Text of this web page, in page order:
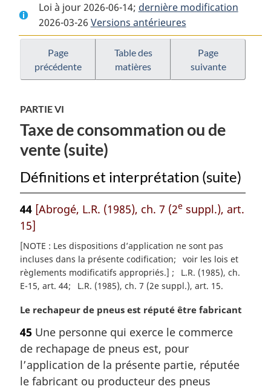
:
Loi
sur
la
taxe
d’accise
complet
:
Loi
sur
taxe
complet
:
Loi
taxe
Loi à jour 2026-06-14; dernière modification
2026-03-26 Versions antérieures
Page
précédente
Table des
matières
Page
suivante
PARTIE VI
Taxe de consommation ou de
vente (suite)
Définitions et interprétation (suite)
44 [Abrogé, L.R. (1985), ch. 7 (2e suppl.), art.
15]
[NOTE : Les dispositions d’application ne sont pas
incluses dans la présente codification
voir les lois et
règlements modificatifs appropriés.]
L.R. (1985), ch.
E-15, art. 44
L.R. (1985), ch. 7 (2e suppl.), art. 15
N
t
e
m
a
Le rechapeur de pneus est réputé être fabricant
45 Une personne qui exerce le commerce
de rechapage de pneus est, pour
l’application de la présente partie, réputée
le fabricant ou producteur des pneus